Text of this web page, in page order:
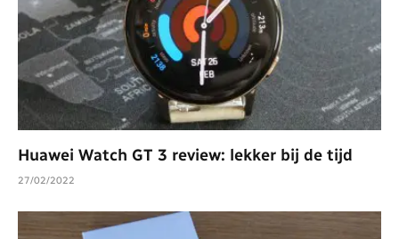
Huawei Watch GT 3 review: lekker bij de tijd
27/02/2022